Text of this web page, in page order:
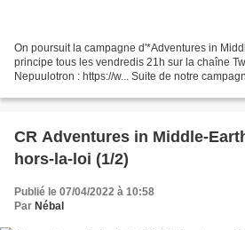
On poursuit la campagne d'*Adventures in
principe tous les vendredis 21h sur la chaîne
Nepuulotron : https://w... Suite de notre
CR Adventures in Middle-
hors-la-loi (1/2)
Publié le 07/04/2022 à 10:58
Par Nébal